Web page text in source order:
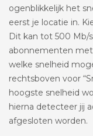
ogenblikkelijk het
eerst je locatie in.
Dit kan tot 500 Mb/
abonnementen
welke snelheid
rechtsboven voor
hoogste snelheid
hierna detecteer jij
afgesloten worden.